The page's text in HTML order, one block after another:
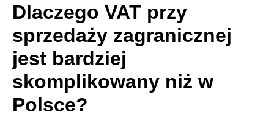
Dlaczego VAT przy
sprzedaży zagranicznej
jest bardziej
skomplikowany niż w
Polsce?